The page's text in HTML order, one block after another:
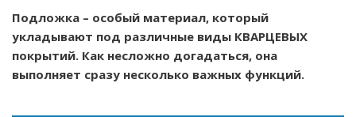
Подложка – особый материал, который
укладывают под различные виды КВАРЦЕВЫХ
покрытий. Как несложно догадаться, она
выполняет сразу несколько важных функций.